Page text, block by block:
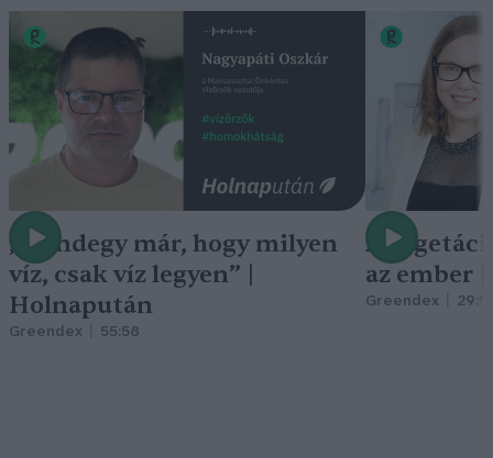
„Mindegy már, hogy milyen
víz, csak víz legyen” |
Holnapután
Greendex 55:58
A
az ember
Greendex